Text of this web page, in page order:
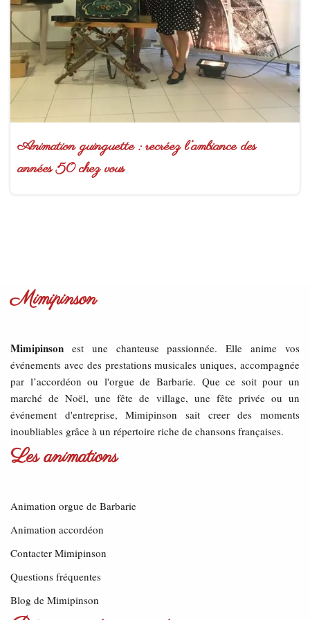
Animation guinguette : recréez l’ambiance des
années 50 chez vous
Mimipinson
Mimipinson est une chanteuse passionnée. Elle anime vos
événements avec des prestations musicales uniques, accompagnée
par l’accordéon ou l'orgue de Barbarie. Que ce soit pour un
marché de Noël, une fête de village, une fête privée ou un
événement d'entreprise, Mimipinson sait creer des moments
inoubliables grâce à un répertoire riche de chansons françaises.
Les animations
Animation orgue de Barbarie
Animation accordéon
Contacter Mimipinson
Questions fréquentes
Blog de Mimipinson